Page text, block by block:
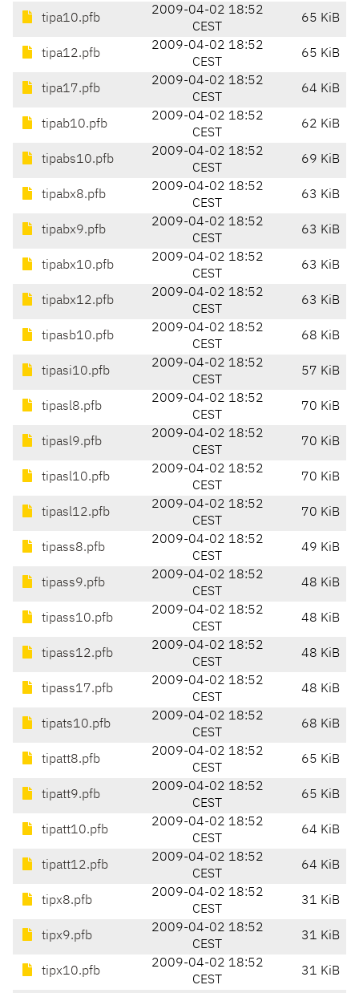
tipa10.pfb
2009-04-02 18:52
CEST
65 KiB
tipa12.pfb
2009-04-02 18:52
CEST
65 KiB
tipa17.pfb
2009-04-02 18:52
CEST
64 KiB
tipab10.pfb
2009-04-02 18:52
CEST
62 KiB
tipabs10.pfb
2009-04-02 18:52
CEST
69 KiB
tipabx8.pfb
2009-04-02 18:52
CEST
63 KiB
tipabx9.pfb
2009-04-02 18:52
CEST
63 KiB
tipabx10.pfb
2009-04-02 18:52
CEST
63 KiB
tipabx12.pfb
2009-04-02 18:52
CEST
63 KiB
tipasb10.pfb
2009-04-02 18:52
CEST
68 KiB
tipasi10.pfb
2009-04-02 18:52
CEST
57 KiB
tipasl8.pfb
2009-04-02 18:52
CEST
70 KiB
tipasl9.pfb
2009-04-02 18:52
CEST
70 KiB
tipasl10.pfb
2009-04-02 18:52
CEST
70 KiB
tipasl12.pfb
2009-04-02 18:52
CEST
70 KiB
tipass8.pfb
2009-04-02 18:52
CEST
49 KiB
tipass9.pfb
2009-04-02 18:52
CEST
48 KiB
tipass10.pfb
2009-04-02 18:52
CEST
48 KiB
tipass12.pfb
2009-04-02 18:52
CEST
48 KiB
tipass17.pfb
2009-04-02 18:52
CEST
48 KiB
tipats10.pfb
2009-04-02 18:52
CEST
68 KiB
tipatt8.pfb
2009-04-02 18:52
CEST
65 KiB
tipatt9.pfb
2009-04-02 18:52
CEST
65 KiB
tipatt10.pfb
2009-04-02 18:52
CEST
64 KiB
tipatt12.pfb
2009-04-02 18:52
CEST
64 KiB
tipx8.pfb
2009-04-02 18:52
CEST
31 KiB
tipx9.pfb
2009-04-02 18:52
CEST
31 KiB
tipx10.pfb
2009-04-02 18:52
CEST
31 KiB